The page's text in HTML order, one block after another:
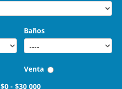
Baños
Venta
$0- $30 000